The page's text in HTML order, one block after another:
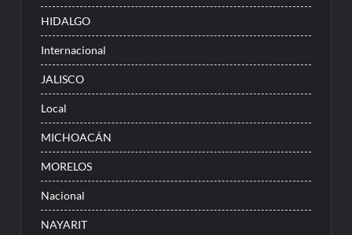
HIDALGO
Internacional
JALISCO
Local
MICHOACÁN
MORELOS
Nacional
NAYARIT